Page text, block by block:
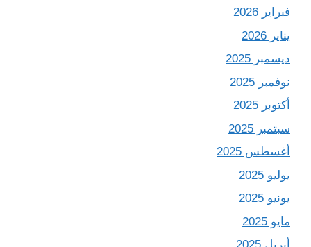
فبراير 2026
يناير 2026
ديسمبر 2025
نوفمبر 2025
أكتوبر 2025
سبتمبر 2025
أغسطس 2025
يوليو 2025
يونيو 2025
مايو 2025